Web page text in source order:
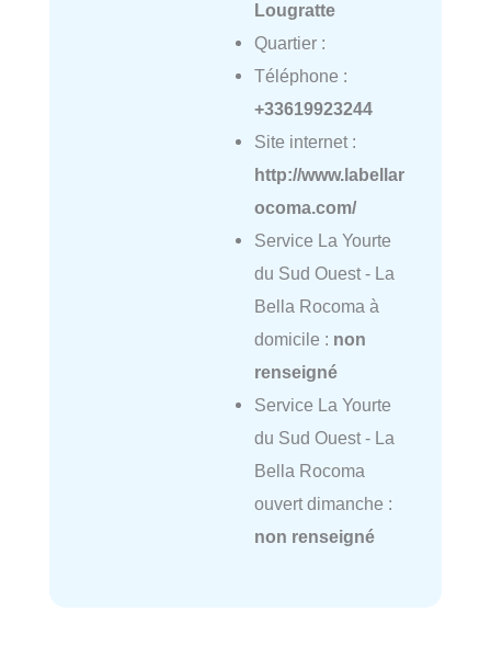
Lougratte
Quartier :
Téléphone :
+33619923244
Site internet :
http://www.labellar
ocoma.com/
Service La Yourte
du Sud Ouest - La
Bella Rocoma à
domicile : non
renseigné
Service La Yourte
du Sud Ouest - La
Bella Rocoma
ouvert dimanche :
non renseigné